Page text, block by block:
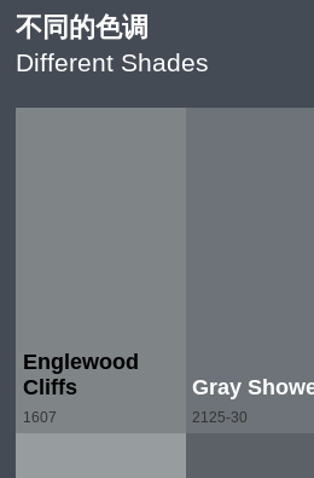
不同的色调
Different Shades
Englewood
Cliffs
1607
Gray
2125-30